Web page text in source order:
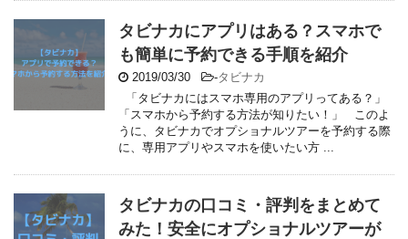
タビナカにアプリはある？スマホで
も簡単に予約できる手順を紹介
2019/03/30 -タビナカ
「タビナカにはスマホ専用のアプリってある？」
「スマホから予約する方法が知りたい！」 このよ
うに、タビナカでオプショナルツアーを予約する際
に、専用アプリやスマホを使いたい方 ...
タビナカの口コミ・評判をまとめて
みた！安全にオプショナルツアーが